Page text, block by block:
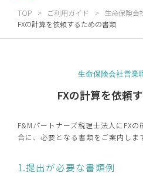
TOP ご利用ガイド
生命保険会
FXの計算を依頼するための書類
生命保険会社営業
FXの計算を依頼
F&Mパートナーズ税理士法人にFX
合に、必要となる書類をご案内しま
1.提出が必要な書類例